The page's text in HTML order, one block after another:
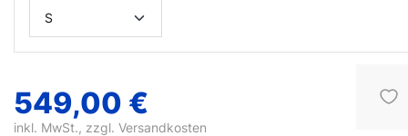
549,00 €
inkl. MwSt., zzgl. Versandkosten